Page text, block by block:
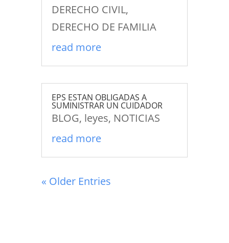
DERECHO CIVIL,
DERECHO DE FAMILIA
read more
EPS ESTAN OBLIGADAS A
SUMINISTRAR UN CUIDADOR
BLOG, leyes, NOTICIAS
read more
« Older Entries